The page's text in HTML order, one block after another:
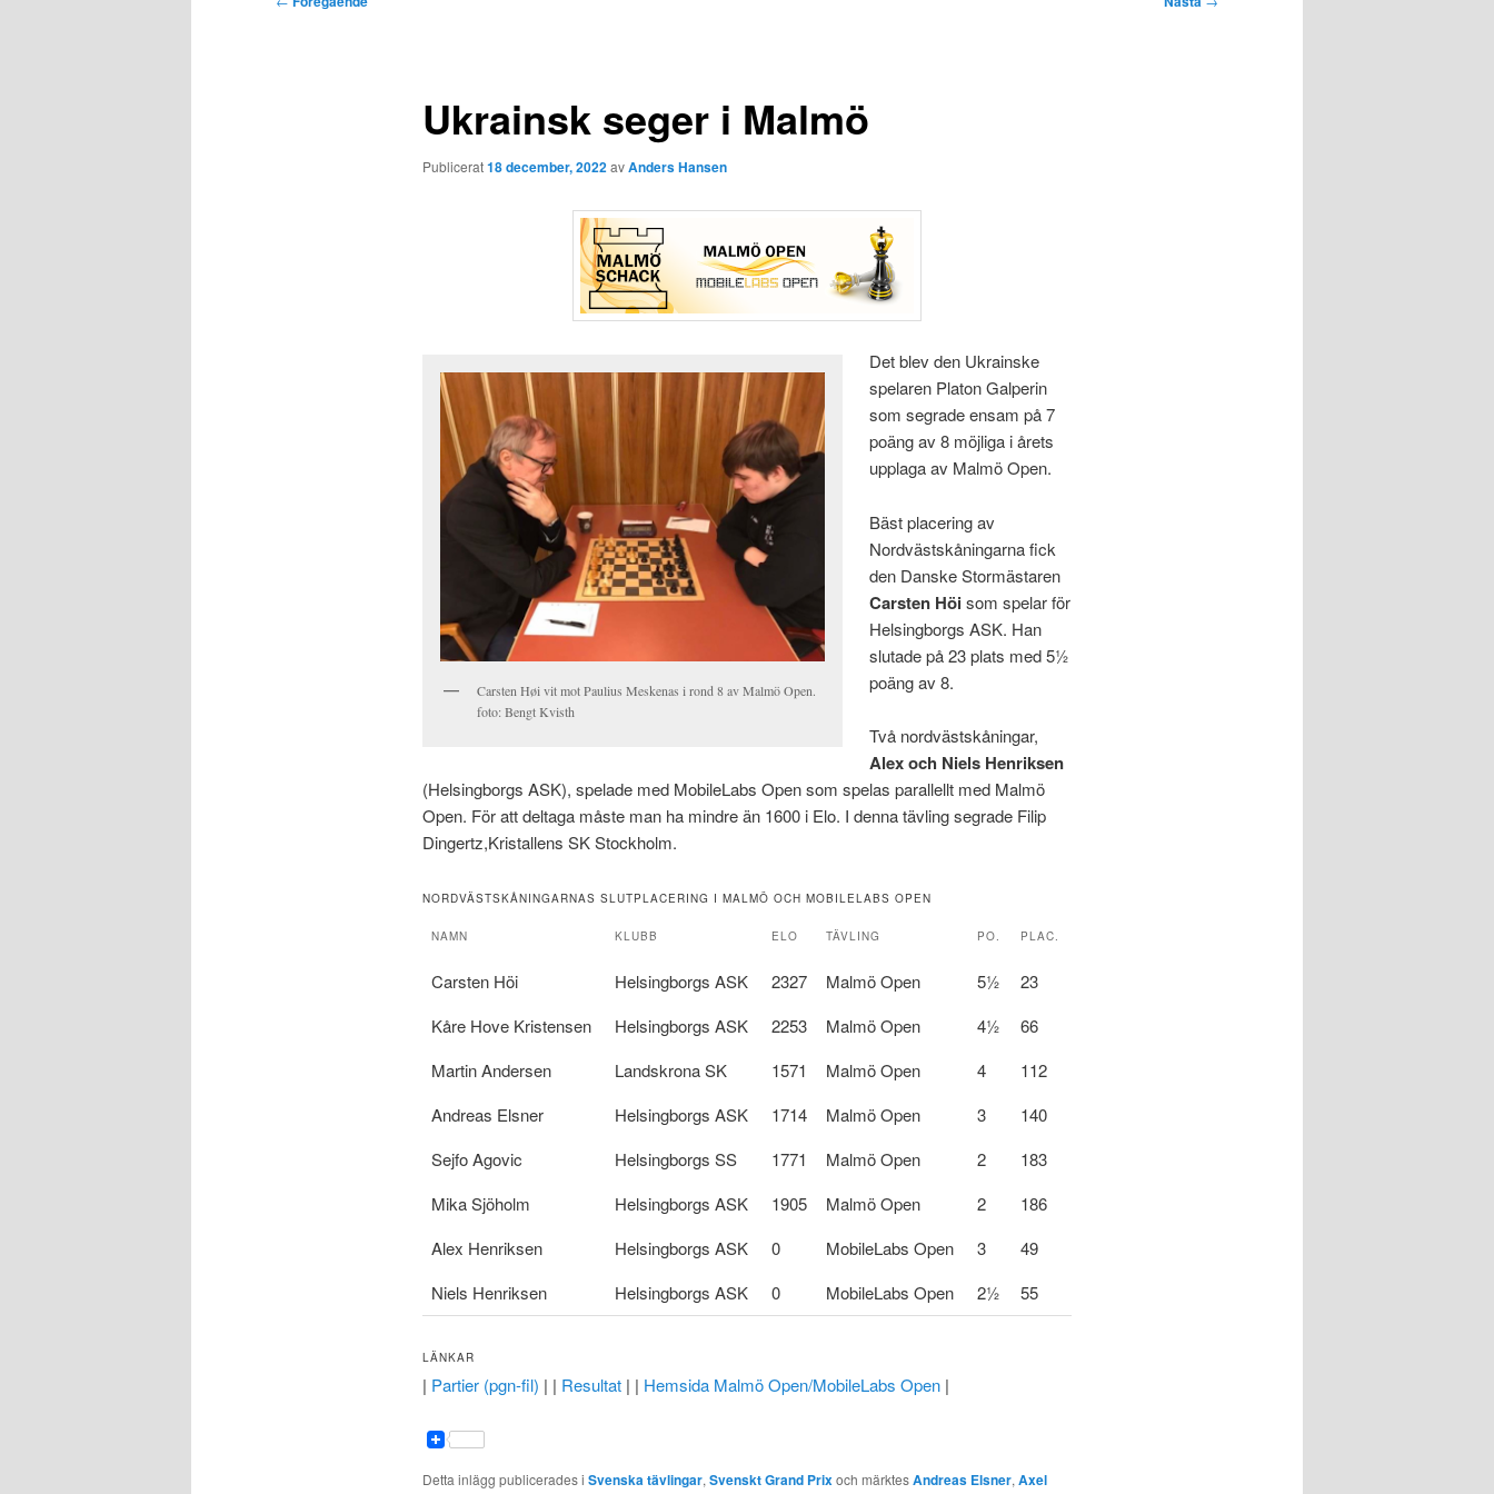
Ukrainsk seger i Malmö
Publicerat18 december, 2022avAnders Hansen
Carsten Høi vit mot Paulius Meskenas i rond 8 av Malmö Open.
foto: Bengt Kvisth
Det blev den Ukrainske
spelaren Platon Galperin
som segrade ensam på 7
poäng av 8 möjliga i årets
upplaga av Malmö Open.
Bäst placering av
Nordvästskåningarna fick
den Danske Stormästaren
Carsten Höisom spelar för
Helsingborgs ASK. Han
slutade på 23 plats med 5½
poäng av 8.
Två nordvästskåningar,
Alex och Niels Henriksen
(Helsingborgs ASK), spelade med MobileLabs Open som spelas parallellt med Malmö
Open. För att deltaga måste man ha mindre än 1600 i Elo. I denna tävling segrade Filip
Dingertz,Kristallens SK Stockholm.
NORDVÄSTSKÅNINGARNAS SLUTPLACERING I MALMÖ OCH MOBILELABS OPEN
NAMN KLUBB ELO TÄVLING PO. PLAC.
Carsten Höi Helsingborgs ASK 2327 Malmö Open 5½
23
Kåre Hove Kristensen
Helsingborgs ASK 2253 Malmö Open 4½
66
Martin Andersen
Landskrona SK 1571 Malmö Open 4
112
Andreas Elsner
Helsingborgs ASK 1714 Malmö Open 3
140
Sejfo Agovic
Helsingborgs SS 1771 Malmö Open 2
183
Mika Sjöholm
Helsingborgs ASK 1905 Malmö Open 2
186
Alex Henriksen
Helsingborgs ASK 0 MobileLabs Open 3
49
Niels Henriksen
Helsingborgs ASK 0 MobileLabs Open 2½ 55
LÄNKAR
| Partier (pgn-fil) | | Resultat| | Hemsida Malmö Open/MobileLabs Open|
Detta inlägg publicerades i Svenska tävlingar, Svenskt Grand Prixoch märktesAndreas Elsner, Axel